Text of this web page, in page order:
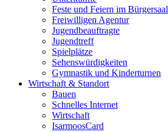
Feste und Feiern im Bürgersaal
Freiwilligen Agentur
Jugendbeauftragte
Jugendtreff
Spielplätze
Sehenswürdigkeiten
Gymnastik und Kinderturnen
Wirtschaft & Standort
Bauen
Schnelles Internet
Wirtschaft
IsarmoosCard